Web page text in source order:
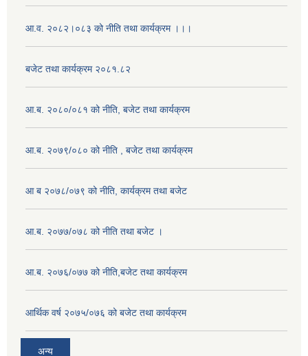
आ.व. २०८२।०८३ को नीति तथा कार्यक्रम ।।।
बजेट तथा कार्यक्रम २०८१.८२
आ.ब. २०८०/०८१ को नीति, बजेट तथा कार्यक्रम
आ.ब. २०७९/०८० को नीति , बजेट तथा कार्यक्रम
आ ब २०७८/०७९ को नीति, कार्यक्रम तथा बजेट
आ.ब. २०७७/०७८ को नीति तथा बजेट ।
आ.ब. २०७६/०७७ को नीति,बजेट तथा कार्यक्रम
आर्थिक वर्ष २०७५/०७६ को बजेट तथा कार्यक्रम
अन्य